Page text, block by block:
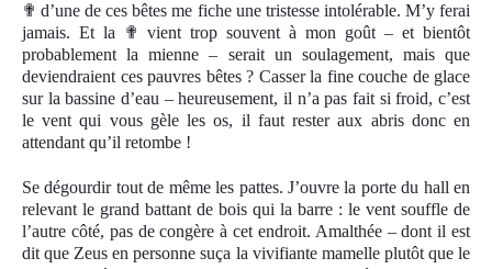
✟ d’une de ces bêtes me fiche une tristesse intolérable. M’y ferai
jamais. Et la
✟ vient trop souvent à mon goût – et bientôt
probablement la mienne – serait un soulagement, mais que
deviendraient ces pauvres bêtes ? Casser la fine couche de glace
sur la bassine d’eau – heureusement, il n’a pas fait si froid, c’est
le vent qui vous gèle les os, il faut rester aux abris donc en
attendant qu’il retombe !
Se dégourdir tout de même les pattes. J’ouvre la porte du hall en
relevant le grand battant de bois qui la barre : le vent souffle de
l’autre côté, pas de congère à cet endroit. Amalthée – dont il est
dit que Zeus en personne suça la vivifiante mamelle plutôt que le